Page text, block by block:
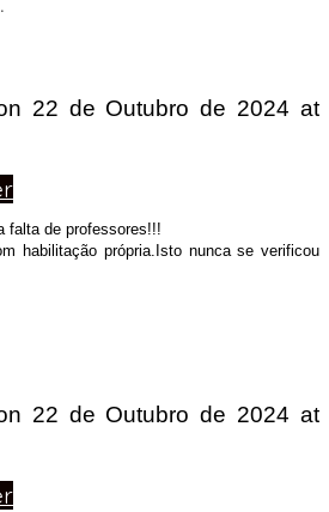
22 de Outubro de 2024at
falta de professores!!!
habilitação própria.Isto nunca se verificou
22 de Outubro de 2024at